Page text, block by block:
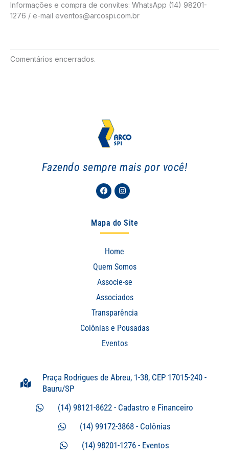
Informações e compra de convites: WhatsApp (14) 98201-
1276 / e-mail eventos@arcospi.com.br
Comentários encerrados.
Fazendo sempre mais por você!
FacebookInstagram
Mapa do Site
Home
Quem Somos
Associe-se
Associados
Transparência
Colônias e Pousadas
Eventos
Praça Rodrigues de Abreu, 1-38, CEP 17015-240 -
Bauru/SP
(14) 98121-8622 - Cadastro e Financeiro
(14) 99172-3868 - Colônias
(14) 98201-1276 - Eventos